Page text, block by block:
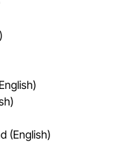
(English)